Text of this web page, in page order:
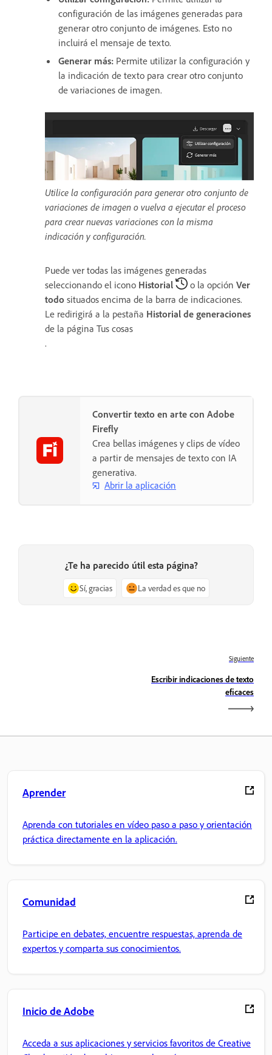
configuración de las imágenes generadas para
generar otro conjunto de imágenes. Esto no
incluirá el mensaje de texto.
Generar más: Permite utilizar la configuración y
la indicación de texto para crear otro conjunto
de variaciones de imagen.
Utilice la configuración para generar otro conjunto de
variaciones de imagen o vuelva a ejecutar el proceso
para crear nuevas variaciones con la misma
indicación y configuración.
Puede ver todas las imágenes generadas
seleccionando el icono Historial o la opción Ver
todo situados encima de la barra de indicaciones.
Le redirigirá a la pestaña Historial de generaciones
de la página Tus cosas
.
Convertir texto en arte con Adobe
Firefly
Crea bellas imágenes y clips de vídeo
a partir de mensajes de texto con IA
generativa.
Abrir la aplicación
¿Te ha parecido útil esta página?
Sí, gracias La verdad es que no
Siguiente
Escribir indicaciones de texto
eficaces
Aprender
Aprenda con tutoriales en vídeo paso a paso y orientación
práctica directamente en la aplicación.
Comunidad
Participe en debates, encuentre respuestas, aprenda de
expertos y comparta sus conocimientos.
Inicio de Adobe
Acceda a sus aplicaciones y servicios favoritos de Creative